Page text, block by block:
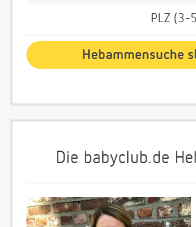
PLZ (3-
Die babyclub.de